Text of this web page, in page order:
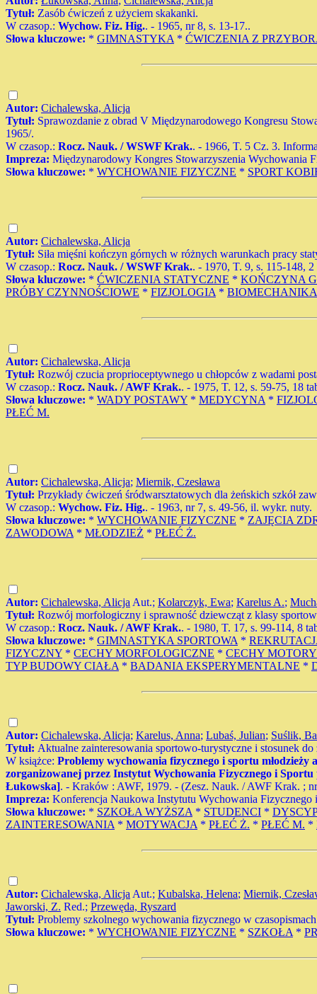
Tytuł: Zasób ćwiczeń z użyciem skakanki.
W czasop.: Wychow. Fiz. Hig.. - 1965, nr 8, s. 13-17..
Słowa kluczowe: * GIMNASTYKA * ĆWICZENIA Z
Autor: Cichalewska, Alicja
Tytuł: Sprawozdanie z obrad V Międzynarodowego Kongresu
1965/.
W czasop.: Rocz. Nauk. / WSWF Krak.. - 1966, T. 5 Cz. 3.
Impreza: Międzynarodowy Kongres Stowarzyszenia Wychowania
Słowa kluczowe: * WYCHOWANIE FIZYCZNE * SPORT
Autor: Cichalewska, Alicja
Tytuł: Siła mięśni kończyn górnych w różnych warunkach pracy
W czasop.: Rocz. Nauk. / WSWF Krak.. - 1970, T. 9, s. 115-148,
Słowa kluczowe: * ĆWICZENIA STATYCZNE * KOŃCZYNA
PRÓBY CZYNNOŚCIOWE * FIZJOLOGIA * BIOMECHANIKA
Autor: Cichalewska, Alicja
Tytuł: Rozwój czucia proprioceptywnego u chłopców z wadami
W czasop.: Rocz. Nauk. / AWF Krak.. - 1975, T. 12, s. 59-75, 18
Słowa kluczowe: * WADY POSTAWY * MEDYCYNA *
PŁEĆ M.
Autor: Cichalewska, Alicja; Miernik, Czesława
Tytuł: Przykłady ćwiczeń śródwarsztatowych dla żeńskich szkół
W czasop.: Wychow. Fiz. Hig.. - 1963, nr 7, s. 49-56, il. wykr. nuty.
Słowa kluczowe: * WYCHOWANIE FIZYCZNE * ZAJĘCIA
ZAWODOWA * MŁODZIEŻ * PŁEĆ Ż.
Autor: Cichalewska, Alicja Aut.; Kolarczyk, Ewa; Karelus A.;
Tytuł: Rozwój morfologiczny i sprawność dziewcząt z klasy
W czasop.: Rocz. Nauk. / AWF Krak.. - 1980, T. 17, s. 99-114, 8
Słowa kluczowe: * GIMNASTYKA SPORTOWA *
FIZYCZNY * CECHY MORFOLOGICZNE * CECHY
TYP BUDOWY CIAŁA * BADANIA EKSPERYMENTALNE *
Autor: Cichalewska, Alicja; Karelus, Anna; Lubaś, Julian; Suślik,
Tytuł: Aktualne zainteresowania sportowo-turystyczne i stosunek
W książce: Problemy wychowania fizycznego i sportu
zorganizowanej przez Instytut Wychowania Fizycznego i
Łukowska]. - Kraków : AWF, 1979. - (Zesz. Nauk. / AWF Krak. ;
Impreza: Konferencja Naukowa Instytutu Wychowania
Słowa kluczowe: * SZKOŁA WYŻSZA * STUDENCI *
ZAINTERESOWANIA * MOTYWACJA * PŁEĆ Ż. * PŁEĆ M. *
Autor: Cichalewska, Alicja Aut.; Kubalska, Helena; Miernik,
Jaworski, Z. Red.; Przewęda, Ryszard
Tytuł: Problemy szkolnego wychowania fizycznego w
Słowa kluczowe: * WYCHOWANIE FIZYCZNE * SZKOŁA *